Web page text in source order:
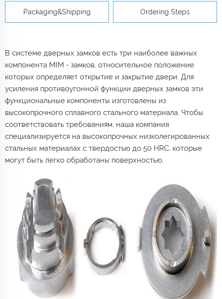
Packaging&Shipping Ordering Steps
В системе дверных замков есть три наиболее важных
компонента MIM - замков, относительное положение
которых определяет открытие и закрытие двери. Для
усиления противоугонной функции дверных замков эти
функциональные компоненты изготовлены из
высокопрочного сплавного стального материала. Чтобы
соответствовать требованиям, наша компания
специализируется на высокопрочных низколегированных
стальных материалах с твердостью до 50 HRC, которые
могут быть легко обработаны поверхностью.